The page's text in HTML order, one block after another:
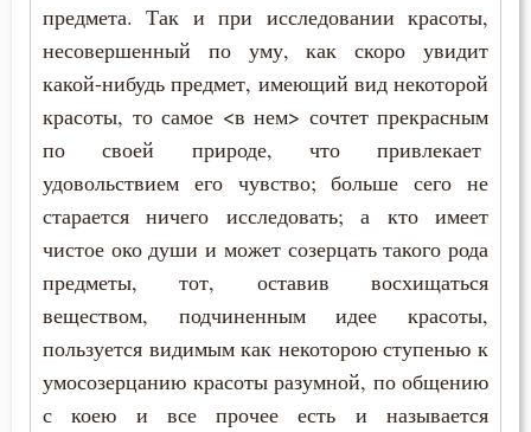
Воздержание
Вознесение
Воля Божия
Воплощение
Воспитание
Гадание
предмета. Так и при исследовании красоты,
несовершенный по уму, как скоро увидит
какой-нибудь предмет, имеющий вид некоторой
красоты, то самое <в нем> сочтет прекрасным
по своей природе, что привлекает
удовольствием его чувство; больше сего не
старается ничего исследовать; а кто имеет
чистое око души и может созерцать такого рода
предметы, тот, оставив восхищаться
веществом, подчиненным идее красоты,
пользуется видимым как некоторою ступенью к
умосозерцанию красоты разумной, по общению
с коею и все прочее есть и называется